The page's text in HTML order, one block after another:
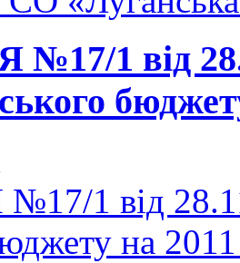
1 від
1 від
на